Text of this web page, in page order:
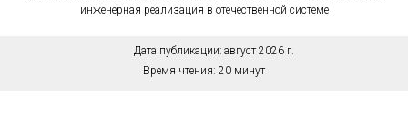
инженерная реализация в отечественной системе
август 2026 г.
Дата публикации:
Время чтения: 20 минут